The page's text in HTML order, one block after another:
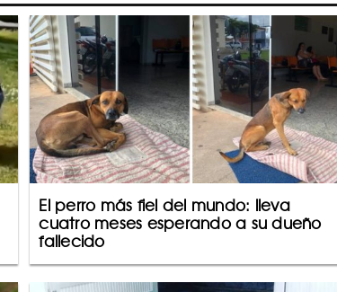
El perro más fiel del mundo: lleva
cuatro meses esperando a su dueño
fallecido